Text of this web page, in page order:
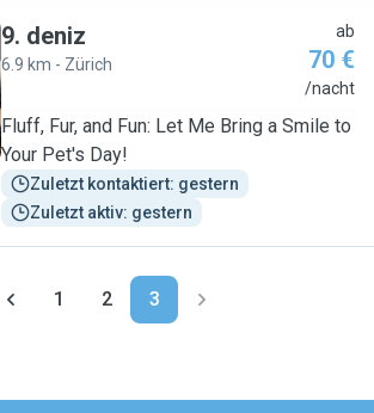
9. deniz
6.9 km - Zürich
ab
70 €
/nacht
Fluff, Fur, and Fun: Let Me Bring a Smile to
Your Pet's Day!
Zuletzt kontaktiert: gestern
Zuletzt aktiv: gestern
1 2 3